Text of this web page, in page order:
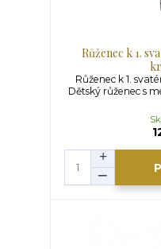
Růženec k 1.
Růženec k 1.
Dětský růženec s